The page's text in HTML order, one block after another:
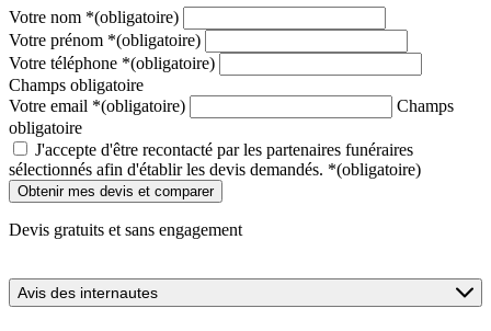
Votre nom *(obligatoire)
Votre prénom *(obligatoire)
Votre téléphone *(obligatoire)
Champs obligatoire
Votre email *(obligatoire)
Champs
obligatoire
J'accepte d'être recontacté par les partenaires funéraires
sélectionnés afin d'établir les devis demandés. *(obligatoire)
Devis gratuits et sans engagement
Avis des internautes